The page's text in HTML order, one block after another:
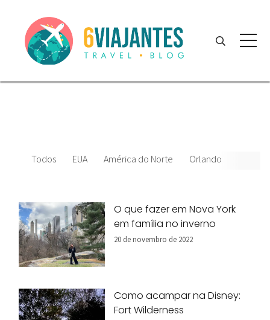
Todos EUA América do Norte Orlando
O que fazer em Nova York
em família no inverno
20 de novembro de 2022
Como acampar na Disney:
Fort Wilderness